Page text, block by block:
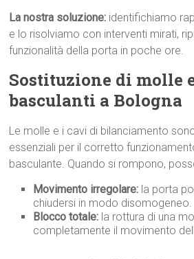
La nostra soluzione: identifichiamo
e lo risolviamo con interventi mirati,
funzionalità della porta in poche ore.
Sostituzione di molle
basculanti a Bologna
Le molle e i cavi di bilanciamento
essenziali per il corretto
basculante. Quando si rompono,
Movimento irregolare: la porta
chiudersi in modo disomogeneo.
Blocco totale: la rottura di una
completamente il movimento